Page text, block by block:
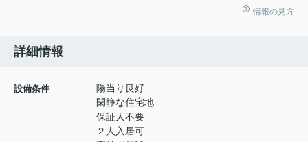
情報の見方
詳細情報
設備条件
陽当り良好
閑静な住宅地
保証人不要
２人入居可